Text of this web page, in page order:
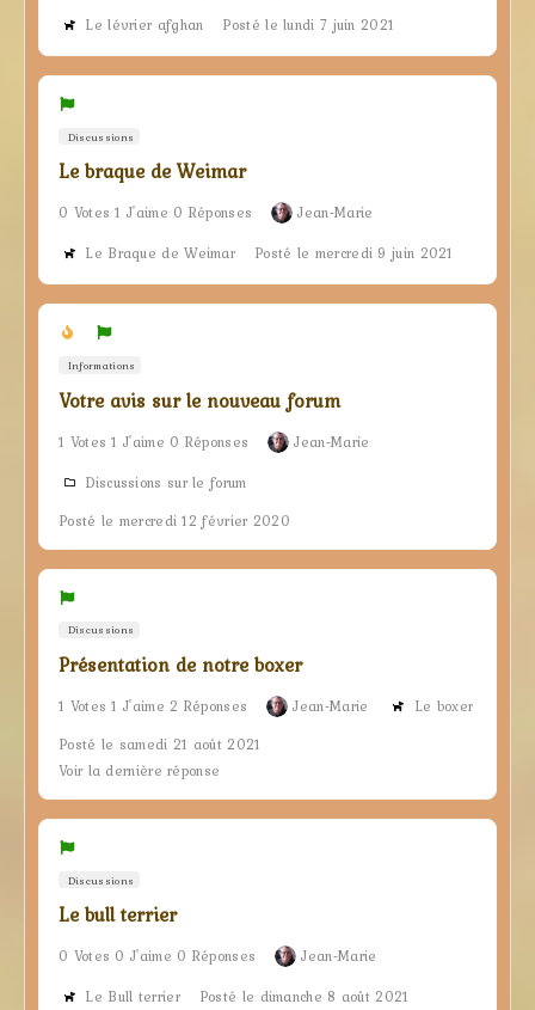
Le lévrier afghan
Posté le lundi 7 juin 2021
Discussions
Le braque de Weimar
0 Votes 1 J'aime 0 Réponses
Jean-Marie
Le Braque de Weimar
Posté le mercredi 9 juin 2021
Informations
Votre avis sur le nouveau forum
1 Votes 1 J'aime 0 Réponses
Jean-Marie
Discussions sur le forum
Posté le mercredi 12 février 2020
Discussions
Présentation de notre boxer
1 Votes 1 J'aime 2 Réponses Jean-Marie
Le boxer
Posté le samedi 21 août 2021
Voir la dernière réponse
Discussions
Le bull terrier
0 Votes 0 J'aime 0 Réponses
Jean-Marie
Le Bull terrier
Posté le dimanche 8 août 2021